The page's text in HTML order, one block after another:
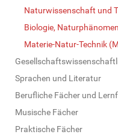
Naturwissenschaft und
Biologie,
Materie-Natur-Technik
Sprachen und Literatur
Berufliche Fächer und
Musische Fächer
Praktische Fächer